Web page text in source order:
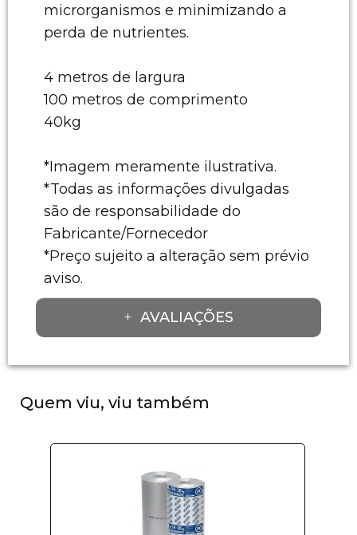
microrganismos e minimizando a
perda de nutrientes.
4 metros de largura
100 metros de comprimento
40kg
*Imagem meramente ilustrativa.
*Todas as informações divulgadas
são de responsabilidade do
Fabricante/Fornecedor
*Preço sujeito a alteração sem prévio
aviso.
AVALIAÇÕES
Quem viu, viu também